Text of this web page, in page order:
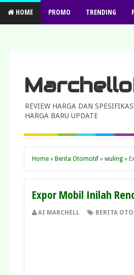
HOME PROMO TRENDING
REVIEW HARGA DAN
HARGA BARU UPDATE
Home » Berita Otomotif » wuling »
Expor Mobil Inilah
AI MARCHELL BERITA